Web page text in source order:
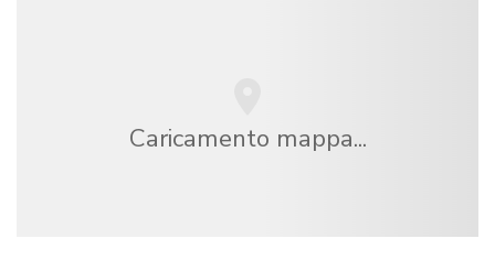
Caricamento mappa...